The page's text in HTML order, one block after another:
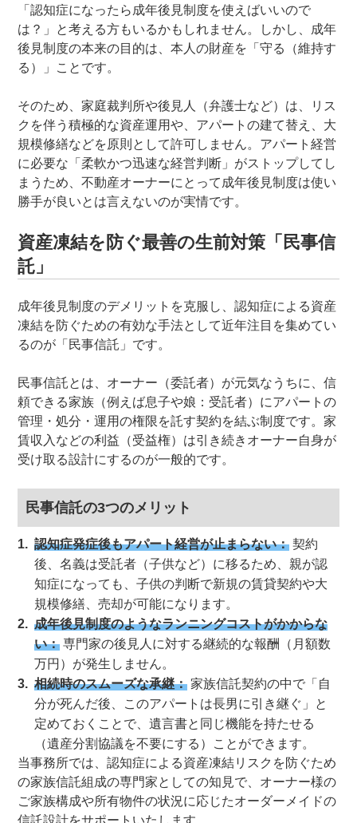
「認知症になったら成年後見制度を使えばいいので
は？」と考える方もいるかもしれません。しかし、成年
後見制度の本来の目的は、本人の財産を「守る（維持す
る）」ことです。
そのため、家庭裁判所や後見人（弁護士など）は、リス
クを伴う積極的な資産運用や、アパートの建て替え、大
規模修繕などを原則として許可しません。アパート経営
に必要な「柔軟かつ迅速な経営判断」がストップしてし
まうため、不動産オーナーにとって成年後見制度は使い
勝手が良いとは言えないのが実情です。
資産凍結を防ぐ最善の生前対策「民事信
託」
成年後見制度のデメリットを克服し、認知症による資産
凍結を防ぐための有効な手法として近年注目を集めてい
るのが「民事信託」です。
民事信託とは、オーナー（委託者）が元気なうちに、信
頼できる家族（例えば息子や娘：受託者）にアパートの
管理・処分・運用の権限を託す契約を結ぶ制度です。家
賃収入などの利益（受益権）は引き続きオーナー自身が
受け取る設計にするのが一般的です。
民事信託の3つのメリット
認知症発症後もアパート経営が止まらない： 契約
後、名義は受託者（子供など）に移るため、親が認
知症になっても、子供の判断で新規の賃貸契約や大
規模修繕、売却が可能になります。
成年後見制度のようなランニングコストがかからな
い： 専門家の後見人に対する継続的な報酬（月額数
万円）が発生しません。
相続時のスムーズな承継： 家族信託契約の中で「自
分が死んだ後、このアパートは長男に引き継ぐ」と
定めておくことで、遺言書と同じ機能を持たせる
（遺産分割協議を不要にする）ことができます。
当事務所では、認知症による資産凍結リスクを防ぐため
の家族信託組成の専門家としての知見で、オーナー様の
ご家族構成や所有物件の状況に応じたオーダーメイドの